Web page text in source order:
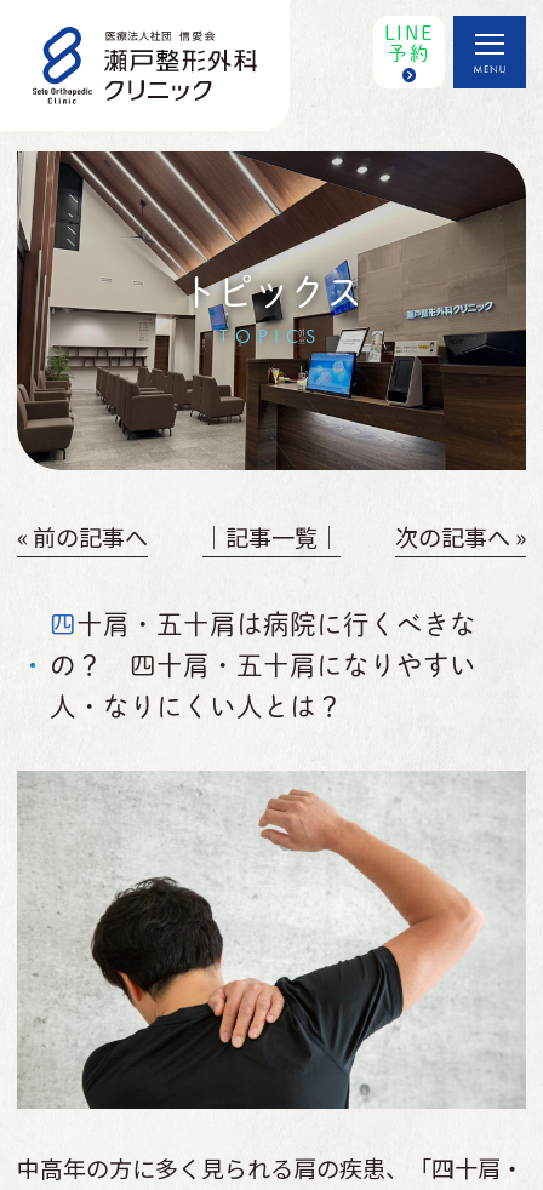
LINE
予約
トピックス
TOPICS
« 前の記事へ │記事一覧│ 次の記事へ »
四十肩・五十肩は病院に行くべきな
の？ 四十肩・五十肩になりやすい
人・なりにくい人とは？
中高年の方に多く見られる肩の疾患、「四十肩・